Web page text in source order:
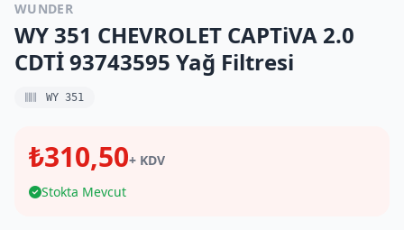
WUNDER
WY 351 CHEVROLET CAPTiVA 2.0
CDTİ 93743595 Yağ Filtresi
WY 351
₺310,50+ KDV
Stokta Mevcut